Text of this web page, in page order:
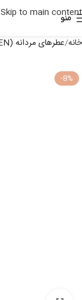
Skip to main content
منو
خانه عطرهای مردانه (MEN)
-8%